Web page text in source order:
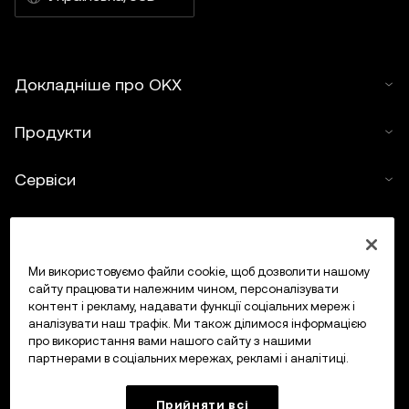
розумних заходів, ми не несемо відповідальності за
маркетплейсом OKX регламентується окремими
www.okx.com
Докладніше про OKX
Продукти
Сервіси
Купити криптовалюту
Калькулятор криптовалюти
Торгувати
Ми використовуємо файли cookie, щоб дозволити нашому
сайту працювати належним чином, персоналізувати
контент і рекламу, надавати функції соціальних мереж і
аналізувати наш трафік. Ми також ділимося інформацією
про використання вами нашого сайту з нашими
партнерами в соціальних мережах, рекламі і аналітиці.
Прийняти всі